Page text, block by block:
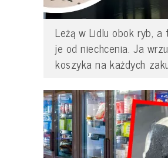
Leżą w Lidlu obok ryb,
je od niechcenia. Ja
koszyka na każdych